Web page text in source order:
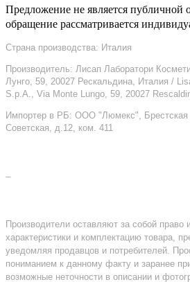
Предложение не является публичной
обращение рассматривается
Страна производства: Италия
Производитель: Лисап Лаборатори
Лунго, 59, 20027 Рескальдина, Италия /
S.p.A., Via Monte Lungo, 59, 20027
Импортер в РБ: ООО "Люмекс", Брестская
Советская, д.12, ком. 411
–
Производители оставляют за собой право
характеристики и комплектацию товара,
уведомляя продавцов и потребителей.
пониманием к данному факту и заранее
возможные неточности в описании и